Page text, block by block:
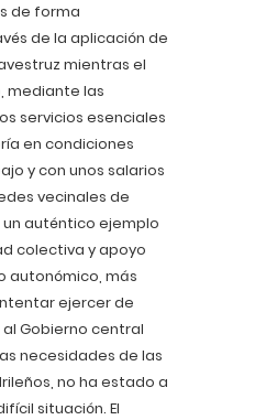
de forma
de la aplicación de
mientras el
mediante las
servicios esenciales
en condiciones
y con unos salarios
vecinales de
auténtico ejemplo
colectiva y apoyo
autonómico, más
ejercer de
Gobierno central
necesidades de las
no ha estado a
situación. El